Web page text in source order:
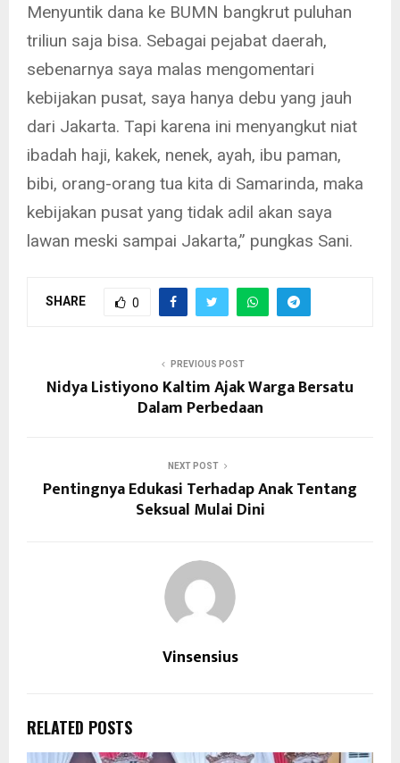
Menyuntik dana ke BUMN bangkrut puluhan
triliun saja bisa. Sebagai pejabat daerah,
sebenarnya saya malas mengomentari
kebijakan pusat, saya hanya debu yang jauh
dari Jakarta. Tapi karena ini menyangkut niat
ibadah haji, kakek, nenek, ayah, ibu paman,
bibi, orang-orang tua kita di Samarinda, maka
kebijakan pusat yang tidak adil akan saya
lawan meski sampai Jakarta,” pungkas Sani.
SHARE 0
PREVIOUS POST
Nidya Listiyono Kaltim Ajak Warga Bersatu
Dalam Perbedaan
NEXT POST
Pentingnya Edukasi Terhadap Anak Tentang
Seksual Mulai Dini
Vinsensius
RELATED POSTS